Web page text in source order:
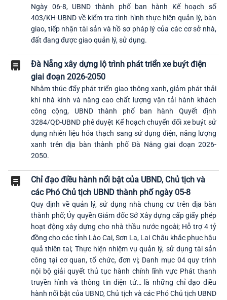
Ngày 06-8, UBND thành phố ban hành Kế hoạch số
403/KH-UBND về kiểm tra tình hình thực hiện quản lý, bàn
giao, tiếp nhận tài sản và hồ sơ pháp lý của các cơ sở nhà,
đất đang được giao quản lý, sử dụng.
Đà Nẵng xây dựng lộ trình phát triển xe buýt điện
giai đoạn 2026-2050
Nhằm thúc đẩy phát triển giao thông xanh, giảm phát thải
khí nhà kính và nâng cao chất lượng vận tải hành khách
công cộng, UBND thành phố ban hành Quyết định
3284/QĐ-UBND phê duyệt Kế hoạch chuyển đổi xe buýt sử
dụng nhiên liệu hóa thạch sang sử dụng điện, năng lượng
xanh trên địa bàn thành phố Đà Nẵng giai đoạn 2026-
2050.
Chỉ đạo điều hành nổi bật của UBND, Chủ tịch và
các Phó Chủ tịch UBND thành phố ngày 05-8
Quy định về quản lý, sử dụng nhà chung cư trên địa bàn
thành phố; Ủy quyền Giám đốc Sở Xây dựng cấp giấy phép
hoạt động xây dựng cho nhà thầu nước ngoài; Hỗ trợ 4 tỷ
đồng cho các tỉnh Lào Cai, Sơn La, Lai Châu khắc phục hậu
quả thiên tai; Thực hiện nhiệm vụ quản lý, sử dụng tài sản
công tại cơ quan, tổ chức, đơn vị; Danh mục 04 quy trình
nội bộ giải quyết thủ tục hành chính lĩnh vực Phát thanh
truyền hình và thông tin điện tử… là những chỉ đạo điều
hành nổi bật của UBND, Chủ tịch và các Phó Chủ tịch UBND